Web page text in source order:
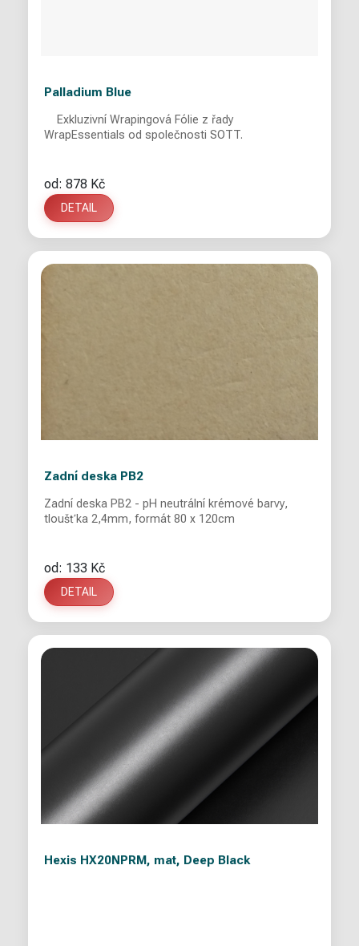
Palladium Blue
WrapEssentials od společnosti SOTT.
od: 878 Kč
DETAIL
Zadní deska PB2
Zadní deska PB2 - pH neutrální krémové barvy,
tloušťka 2,4mm, formát 80 x 120cm
od: 133 Kč
DETAIL
Hexis HX20NPRM, mat, Deep Black